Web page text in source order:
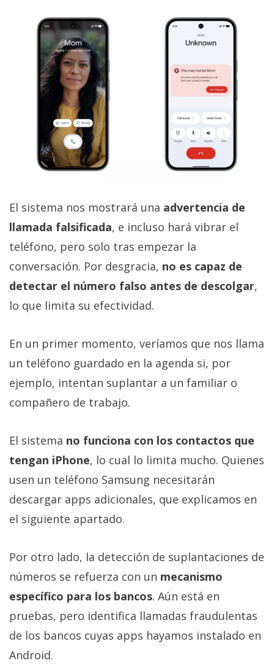
El sistema nos mostrará una advertencia de
llamada falsificada, e incluso hará vibrar el
teléfono, pero solo tras empezar la
conversación. Por desgracia, no es capaz de
detectar el número falso antes de descolgar,
lo que limita su efectividad.
En un primer momento, veríamos que nos llama
un teléfono guardado en la agenda si, por
ejemplo, intentan suplantar a un familiar o
compañero de trabajo.
El sistema no funciona con los contactos que
tengan iPhone, lo cual lo limita mucho. Quienes
usen un teléfono Samsung necesitarán
descargar apps adicionales, que explicamos en
el siguiente apartado.
Por otro lado, la detección de suplantaciones de
números se refuerza con un mecanismo
específico para los bancos. Aún está en
pruebas, pero identifica llamadas fraudulentas
de los bancos cuyas apps hayamos instalado en
Android.